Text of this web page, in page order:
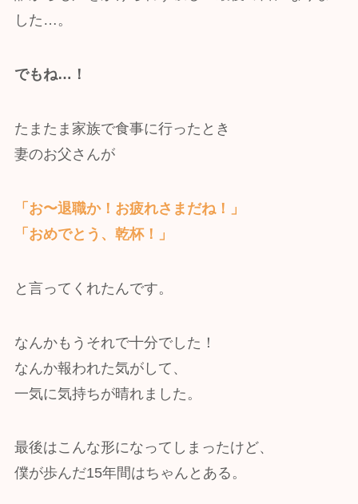
した…。
でもね…！
たまたま家族で食事に行ったとき
妻のお父さんが
「お〜退職か！お疲れさまだね！」
「おめでとう、乾杯！」
と言ってくれたんです。
なんかもうそれで十分でした！
なんか報われた気がして、
一気に気持ちが晴れました。
最後はこんな形になってしまったけど、
僕が歩んだ15年間はちゃんとある。